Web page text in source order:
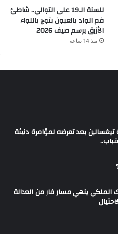
للسنة الـ19 على التوالي.. شاطئ
فم الواد بالعيون يتوج باللواء
الأزرق برسم صيف 2026
منذ 14 ساعة
تيغسالين بعد تعرضه لمؤامرة دنيئة
الملكي ينهي مسار فار من العدالة